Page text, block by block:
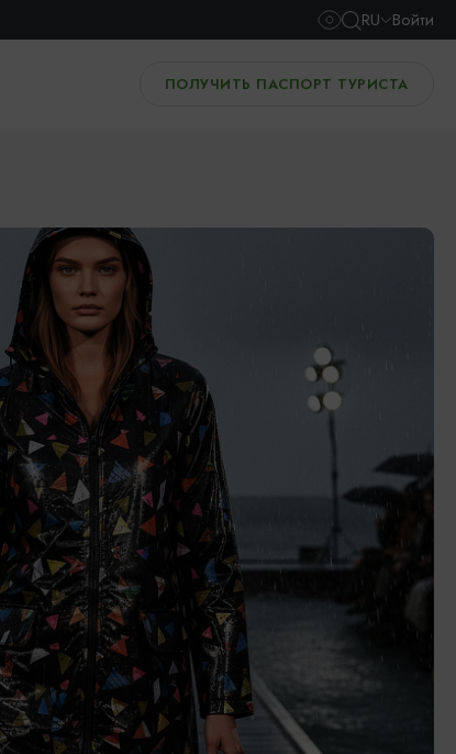
RU Войти
ПОЛУЧИТЬ ПАСПОРТ ТУРИСТА